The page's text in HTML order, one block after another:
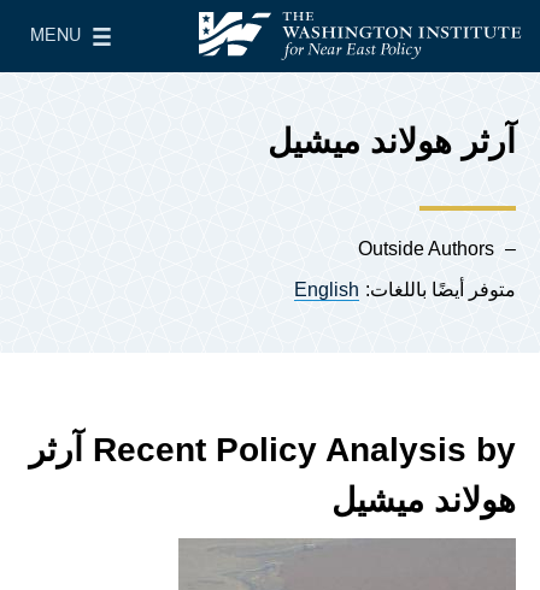
معهد واشنطن لسياسات الشرق الأدنى
MENU
Main Menu
آرثر هولاند ميشيل
Outside Authors
متوفر أيضًا باللغات: English
Recent Policy Analysis by آرثر
هولاند ميشيل